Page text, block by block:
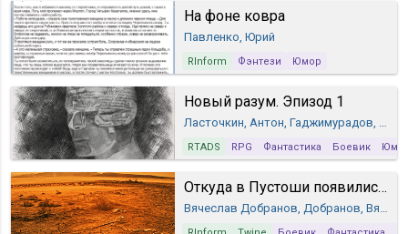
На фоне ковра
Павленко, Юрий
RInform Фэнтези Юмор
Новый разум. Эпизод 1
RTADS RPG Фантастика Боевик
Откуда в Пустоши появились монстры